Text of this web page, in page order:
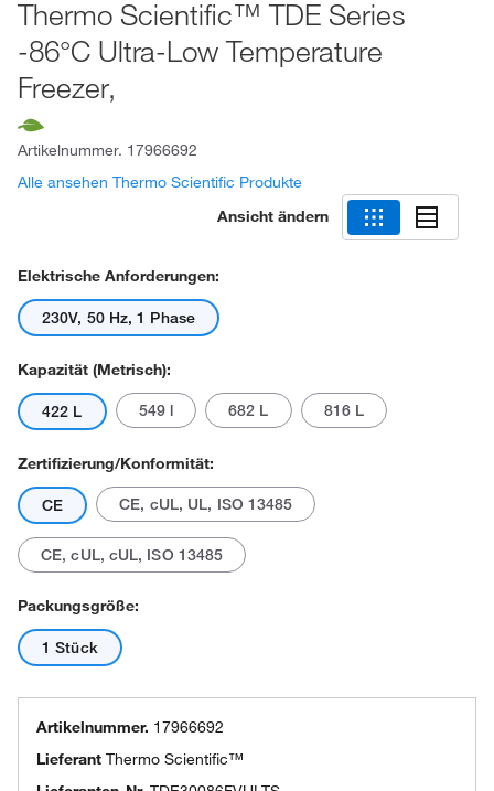
Thermo Scientific™ TDE Series
-86°C Ultra-Low Temperature
Freezer,
Artikelnummer. 17966692
Alle ansehen Thermo Scientific Produkte
Ansicht ändern
Elektrische Anforderungen:
230V, 50 Hz, 1 Phase
Kapazität (metrisch):
422 L 549 l 682 L 816 L
Zertifizierung/Konformität:
CE CE, cUL, UL, ISO 13485
CE, cUL, cUL, ISO 13485
Packungsgröße:
1 Stück
Artikelnummer. 17966692
Lieferant Thermo Scientific™